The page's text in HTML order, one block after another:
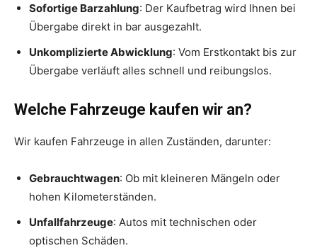
Sofortige Barzahlung: Der Kaufbetrag wird Ihnen bei
Übergabe direkt in bar ausgezahlt.
Unkomplizierte Abwicklung: Vom Erstkontakt bis zur
Übergabe verläuft alles schnell und reibungslos.
Welche Fahrzeuge kaufen wir an?
Wir kaufen Fahrzeuge in allen Zuständen, darunter:
Gebrauchtwagen: Ob mit kleineren Mängeln oder
hohen Kilometerständen.
Unfallfahrzeuge: Autos mit technischen oder
optischen Schäden.